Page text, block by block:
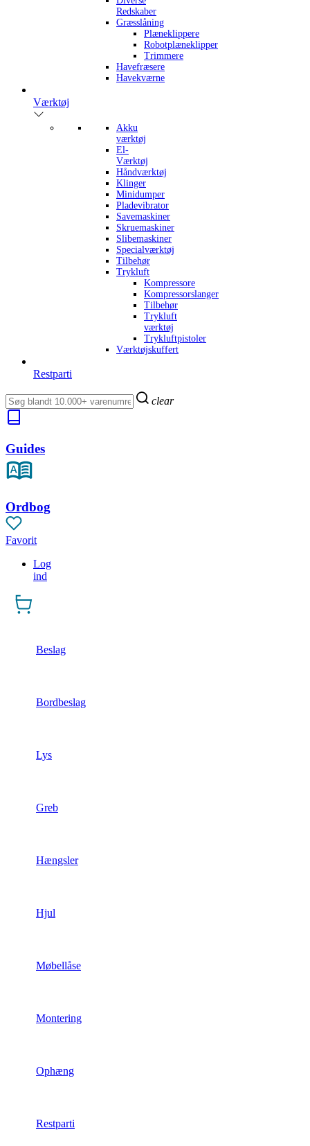
Redskaber
Græsslåning
Plæneklippere
Robotplæneklipper
Trimmere
Havefræsere
Havekværne
Værktøj
Akku
værktøj
El-
Værktøj
Håndværktøj
Klinger
Minidumper
Pladevibrator
Savemaskiner
Skruemaskiner
Slibemaskiner
Specialværktøj
Tilbehør
Trykluft
Kompressore
Kompressorslanger
Tilbehør
Trykluft
værktøj
Trykluftpistoler
Værktøjskuffert
Restparti
clear
Guides
Ordbog
Favorit
Log
ind
Beslag
Bordbeslag
Lys
Greb
Hængsler
Hjul
Møbellåse
Montering
Ophæng
Restparti